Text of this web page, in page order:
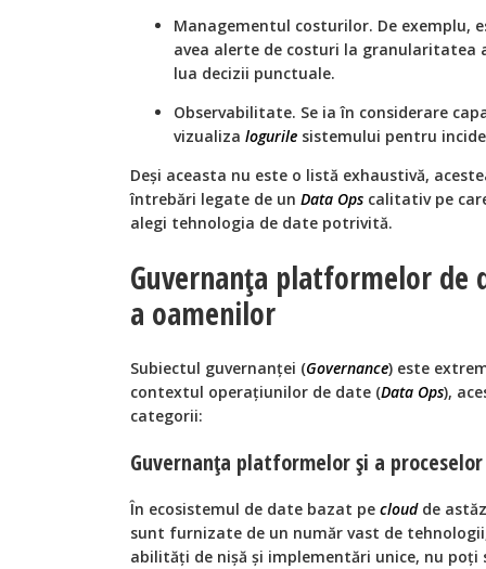
Managementul costurilor. De exemplu,
avea alerte de costuri la granularitatea
lua decizii punctuale.
Observabilitate. Se ia în considerare
vizualiza logurile sistemului pentru
Deși aceasta nu este o listă exhaustivă,
întrebări legate de un Data Ops calitativ pe
alegi tehnologia de date potrivită.
Guvernanța platformelor de
a oamenilor
Subiectul guvernanței (Governance) este
contextul operațiunilor de date (Data Ops),
categorii:
Guvernanța platformelor și a proceselor
În ecosistemul de date bazat pe cloudde
sunt furnizate de un număr vast de
abilități de nișă și implementări unice, nu poți